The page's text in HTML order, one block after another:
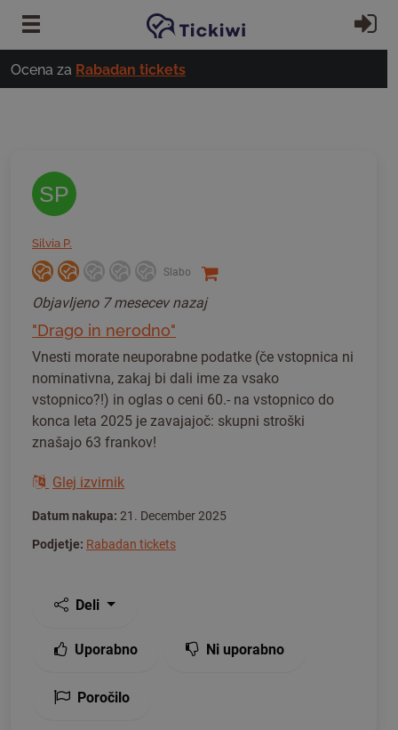
Preskoči na glavno vsebino
Ocena za Rabadan tickets
SP
Silvia P.
Slabo
Objavljeno 7 mesecev nazaj
"Drago in nerodno"
Vnesti morate neuporabne podatke (če vstopnica ni
nominativna, zakaj bi dali ime za vsako
vstopnico?!) in oglas o ceni 60.- na vstopnico do
konca leta 2025 je zavajajoč: skupni stroški
znašajo 63 frankov!
Glej izvirnik
Datum nakupa: 21. December 2025
Podjetje: Rabadan tickets
Deli
Uporabno Ni uporabno
Poročilo